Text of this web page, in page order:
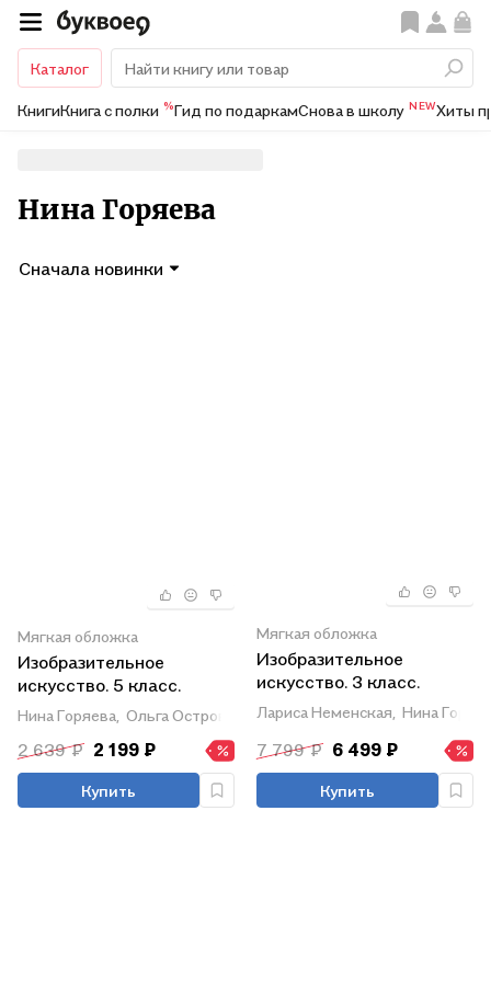
Каталог
КнигиКнига с полки %Гид по подаркамСнова в школу NEWХиты
Нина Горяева
Сначала новинки
Мягкая обложка
Изобразительное
искусство. 5 класс.
Учебник. Школа
Неменского. ФГОС 2021
Нина Горяева, Ольга Островская
2 639 ₽ 2 199 ₽
Купить
Мягкая обложка
Изобразительное
искусство. 3 класс.
Учебное пособие. В двух
частях. Часть 2 (для
слабовидящих
обучающихся). ФГОС
Лариса Неменская, Нина
7 799 ₽ 6 499 ₽
Купить